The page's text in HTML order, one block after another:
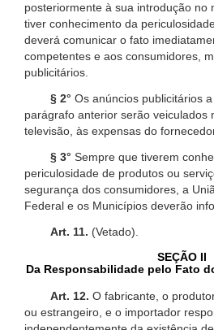
posteriormente à sua introdução no
tiver conhecimento da
deverá comunicar o fato
competentes e aos consumidores,
publicitários.
§ 2° Os anúncios publicitários
parágrafo anterior serão veiculados
televisão, às expensas do
§ 3° Sempre que tiverem
periculosidade de produtos ou
segurança dos consumidores, a
Federal e os Municípios deverão
Art. 11. (Vetado).
SEÇÃO II
Da Responsabilidade pelo Fato
Art. 12. O fabricante, o
ou estrangeiro, e o importador